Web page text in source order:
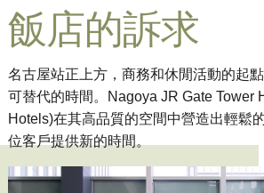
飯店的訴求
名古屋站正上方，商務和休閒活動的起
可替代的時間。Nagoya JR Gate Tower
Hotels)在其高品質的空間中營造出輕鬆的
位客戶提供新的時間。